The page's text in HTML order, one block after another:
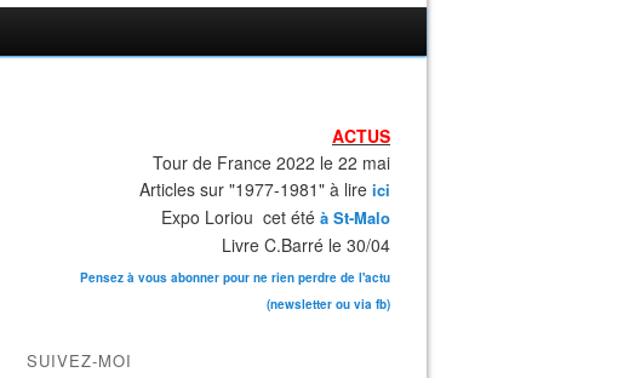
ACTUS
Tour de France 2022 le 22 mai
Articles sur "1977-1981" à lire ici
Expo Loriou cet été à St-Malo
Livre C.Barré le 30/04
Pensez à vous abonner pour ne rien perdre de l'actu
(newsletter ou via fb)
SUIVEZ-MOI